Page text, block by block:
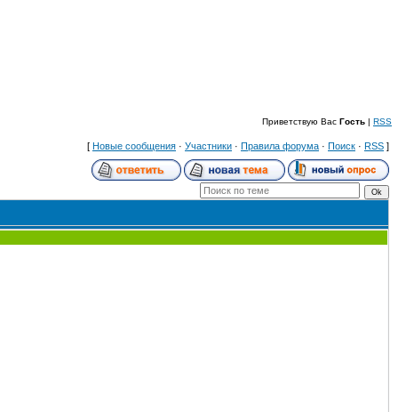
Приветствую Вас Гость | RSS
[ Новые сообщения · Участники · Правила форума · Поиск · RSS ]